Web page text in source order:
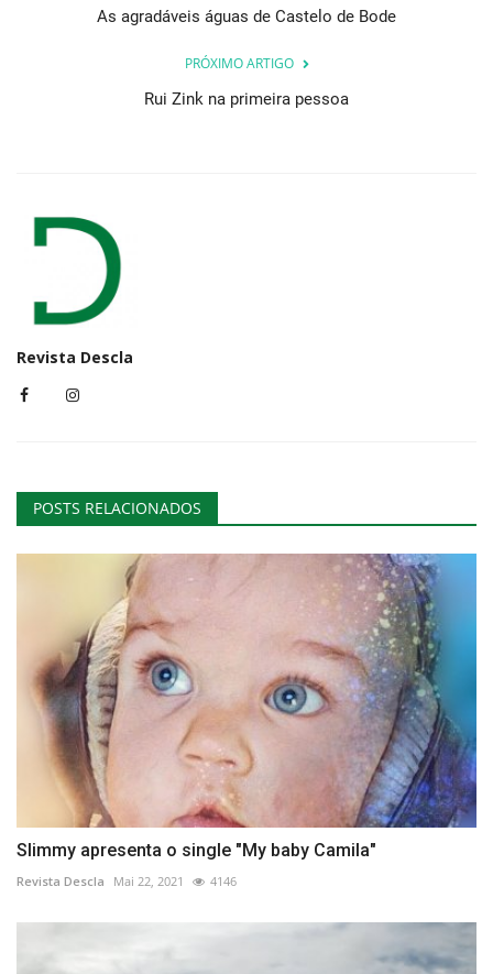
As agradáveis águas de Castelo de Bode
PRÓXIMO ARTIGO
Rui Zink na primeira pessoa
Revista Descla
POSTS RELACIONADOS
Slimmy apresenta o single "My baby Camila"
Revista Descla Mai 22, 2021 4146